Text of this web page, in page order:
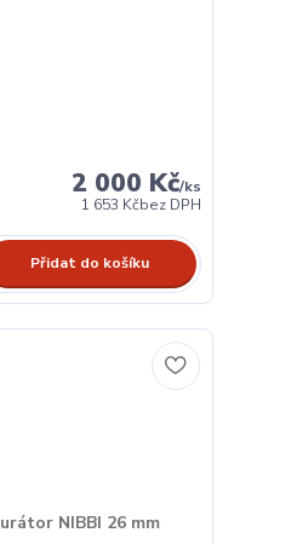
2 000 Kč/ks
1 653 Kčbez DPH
Přidat do košíku